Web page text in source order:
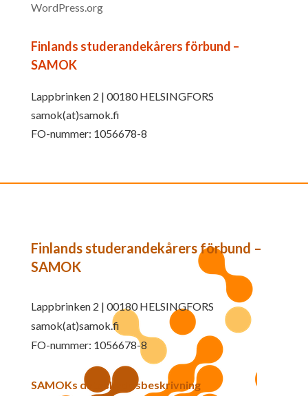
WordPress.org
Finlands studerandekårers förbund –
SAMOK
Lappbrinken 2 | 00180 HELSINGFORS
samok(at)samok.fi
FO-nummer: 1056678-8
Finlands studerandekårers förbund –
SAMOK
Lappbrinken 2 | 00180 HELSINGFORS
samok(at)samok.fi
FO-nummer: 1056678-8
SAMOKs dataskyddsbeskrivning